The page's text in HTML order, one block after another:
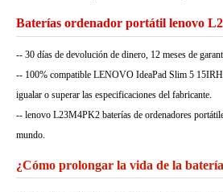
-- 30 días de devolución de dinero, 12 meses de
-- 100% compatible LENOVO IdeaPad Slim 5
igualar o superar las especificaciones del fabricante.
-- lenovo L23M4PK2 baterías de ordenadores
mundo.
¿Cómo prolongar la vida de la